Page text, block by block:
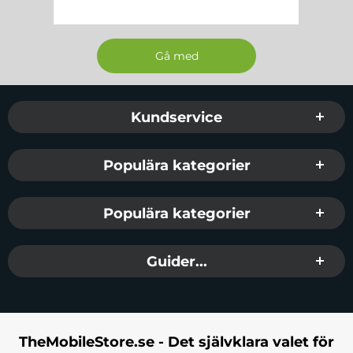
Sidfot Blandad info och länkar
Kundservice
Populära kategorier
Populära kategorier
Guider...
TheMobileStore.se - Det självklara valet för